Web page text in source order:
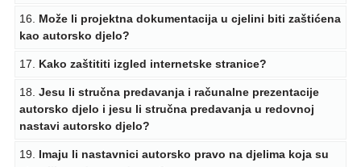
16. Može li projektna dokumentacija u cjelini biti zaštićena
kao autorsko djelo?
17. Kako zaštititi izgled internetske stranice?
18. Jesu li stručna predavanja i računalne prezentacije
autorsko djelo i jesu li stručna predavanja u redovnoj
nastavi autorsko djelo?
19. Imaju li nastavnici autorsko pravo na djelima koja su